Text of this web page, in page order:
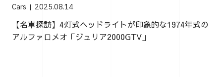
Cars 2025.08.14
【名車探訪】4灯式ヘッドライトが印象的な1974年式の
アルファロメオ「ジュリア2000GTV」